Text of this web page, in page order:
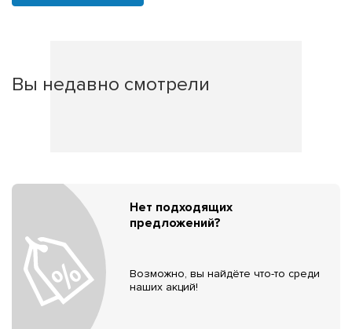
Вы недавно смотрели
Нет подходящих
предложений?
Возможно, вы найдёте что-то среди
наших акций!